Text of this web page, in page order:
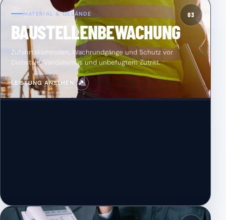
03
MATERIAL & GELÄNDE
BAUSTELLENBEWACHUNG
Zufahrtskontrollen, Wachrundgänge und Schutz vor
Diebstahl, Vandalismus und unbefugtem Zutritt.
LEISTUNG ANSEHEN ↗